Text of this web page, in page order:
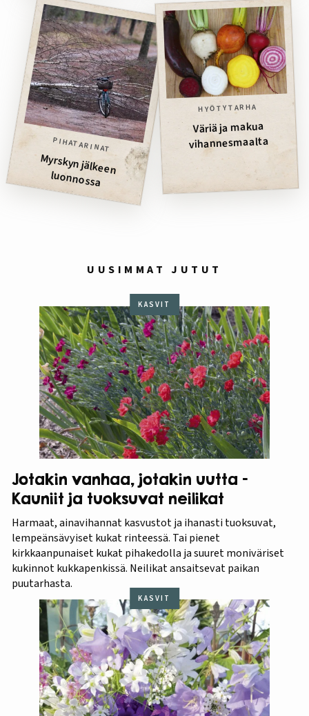
PIHATARINAT
Myrskyn jälkeen
luonnossa
HYÖTYTARHA
Väriä ja makua
vihannesmaalta
UUSIMMAT JUTUT
KASVIT
Jotakin vanhaa, jotakin uutta –
Kauniit ja tuoksuvat neilikat
Harmaat, ainavihannat kasvustot ja ihanasti tuoksuvat,
lempeänsävyiset kukat rinteessä. Tai pienet
kirkkaanpunaiset kukat pihakedolla ja suuret moniväriset
kukinnot kukkapenkissä. Neilikat ansaitsevat paikan
puutarhasta.
KASVIT